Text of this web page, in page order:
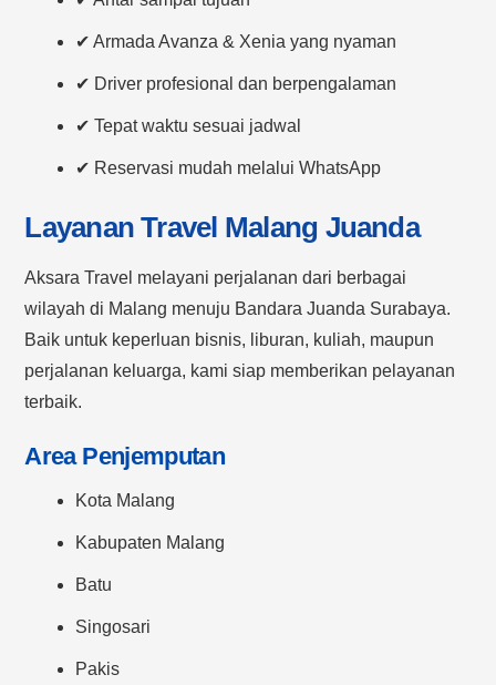
✔ Armada Avanza & Xenia yang nyaman
✔ Driver profesional dan berpengalaman
✔ Tepat waktu sesuai jadwal
✔ Reservasi mudah melalui WhatsApp
Layanan Travel Malang Juanda
Aksara Travel melayani perjalanan dari berbagai
wilayah di Malang menuju Bandara Juanda Surabaya.
Baik untuk keperluan bisnis, liburan, kuliah, maupun
perjalanan keluarga, kami siap memberikan pelayanan
terbaik.
Area Penjemputan
Kota Malang
Kabupaten Malang
Batu
Singosari
Pakis